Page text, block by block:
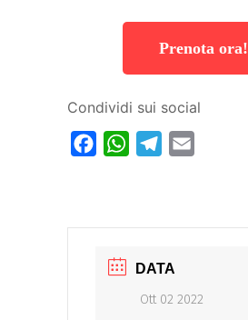
Prenota ora!
Condividi sui social
FacebookWhatsAppTelegram
DATA
Ott 02 2022